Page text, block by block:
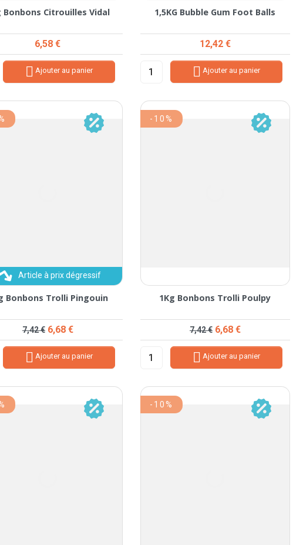
Bonbons Citrouilles Vidal
Prix
6,58 €
 Ajouter au panier
1,5KG Bubble Gum Foot Balls
Prix
12,42 €
 Ajouter au panier
Article à prix dégressif
Bonbons Trolli Pingouin
Prix de base
7,42 € Prix
6,68 €
 Ajouter au panier
1Kg Bonbons Trolli Poulpy
Prix de base
7,42 € Prix
6,68 €
 Ajouter au panier
-10%
-10%